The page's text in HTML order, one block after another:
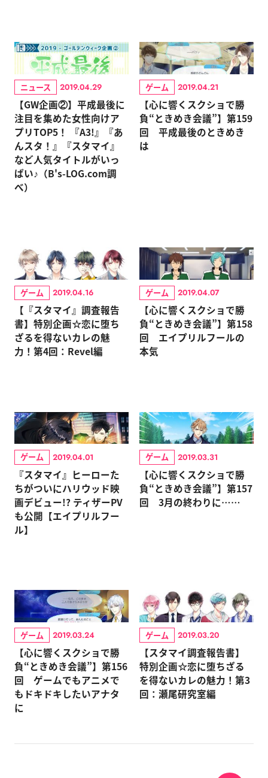
ニュース 2019.04.29
【GW企画②】平成最後に
注目を集めた女性向けア
プリTOP5！ 『A3!』『あ
んスタ！』『スタマイ』
など人気タイトルがいっ
ぱい♪（B's-LOG.com調
べ）
ゲーム 2019.04.21
【心に響くスクショで勝
負“ときめき会議”】第159
回 平成最後のときめき
は
ゲーム 2019.04.16
【『スタマイ』調査報告
書】特別企画☆恋に堕ち
ざるを得ないカレの魅
力！第4回：Revel編
ゲーム 2019.04.07
【心に響くスクショで勝
負“ときめき会議”】第158
回 エイプリルフールの
本気
ゲーム 2019.04.01
『スタマイ』ヒーローた
ちがついにハリウッド映
画デビュー!? ティザーPV
も公開【エイプリルフー
ル】
ゲーム 2019.03.31
【心に響くスクショで勝
負“ときめき会議”】第157
回 3月の終わりに……
ゲーム 2019.03.24
【心に響くスクショで勝
負“ときめき会議”】第156
回 ゲームでもアニメで
もドキドキしたいアナタ
に
ゲーム 2019.03.20
【スタマイ調査報告書】
特別企画☆恋に堕ちざる
を得ないカレの魅力！第3
回：瀬尾研究室編